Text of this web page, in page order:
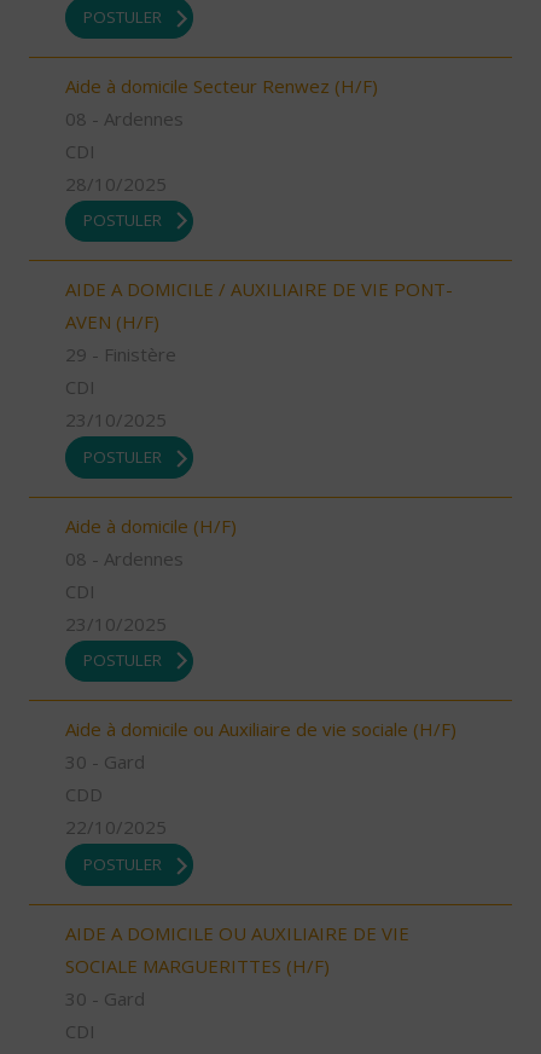
POSTULER
Aide à domicile Secteur Renwez (H/F)
08 - Ardennes
CDI
28/10/2025
POSTULER
AIDE A DOMICILE / AUXILIAIRE DE VIE PONT-
AVEN (H/F)
29 - Finistère
CDI
23/10/2025
POSTULER
Aide à domicile (H/F)
08 - Ardennes
CDI
23/10/2025
POSTULER
Aide à domicile ou Auxiliaire de vie sociale (H/F)
30 - Gard
CDD
22/10/2025
POSTULER
AIDE A DOMICILE OU AUXILIAIRE DE VIE
SOCIALE MARGUERITTES (H/F)
30 - Gard
CDI